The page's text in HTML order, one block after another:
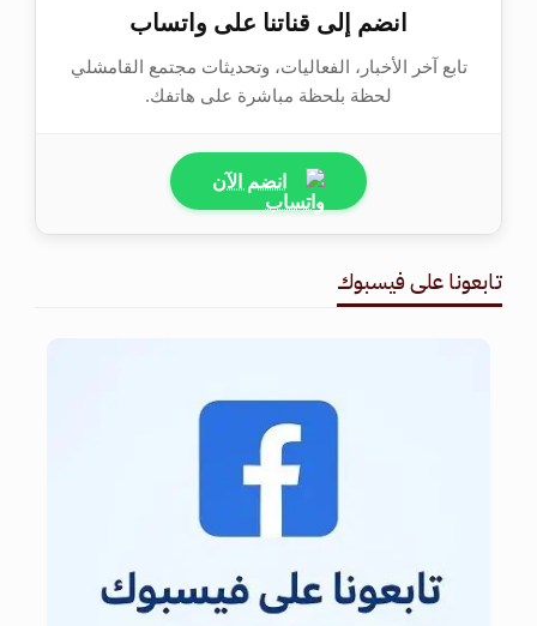
انضم إلى قناتنا على واتساب
تابع آخر الأخبار، الفعاليات، وتحديثات مجتمع القامشلي
لحظة بلحظة مباشرة على هاتفك.
انضم الآن
تابعونا على فيسبوك